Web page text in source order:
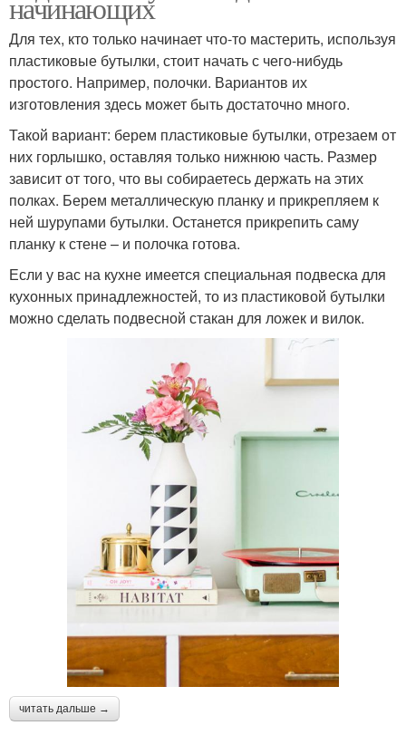
Ветки для напольной
Вазы из бросового
Вазы из пластиковых
Пластиковые трубы Ваза из трубы
Для тех, кто только начинает что-то мастерить, используя
пластиковые бутылки, стоит начать с чего-нибудь
простого. Например, полочки. Вариантов их
изготовления здесь может быть достаточно много.
Такой вариант: берем пластиковые бутылки, отрезаем от
них горлышко, оставляя только нижнюю часть. Размер
зависит от того, что вы собираетесь держать на этих
полках. Берем металлическую планку и прикрепляем к
ней шурупами бутылки. Останется прикрепить саму
планку к стене – и полочка готова.
Если у вас на кухне имеется специальная подвеска для
кухонных принадлежностей, то из пластиковой бутылки
можно сделать подвесной стакан для ложек и вилок.
читать дальше →